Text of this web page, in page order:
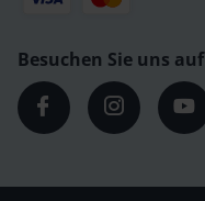
Besuchen Sie uns auf